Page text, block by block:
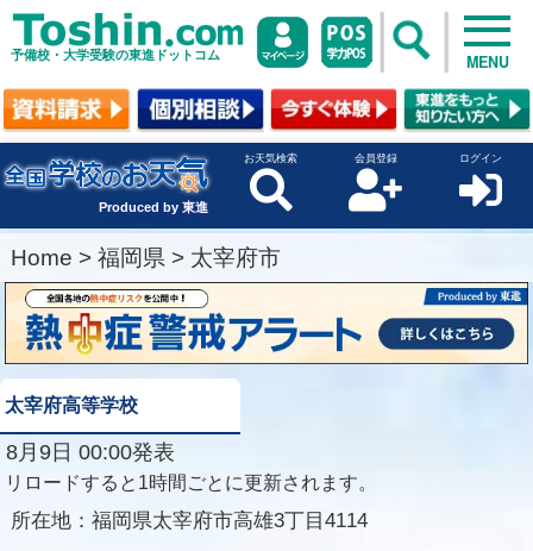
予備校・大学受験の東進ドットコム MENU
Produced by 東進
お天気検索 会員登録 ログイン
Home > 福岡県 > 太宰府市
太宰府高等学校
8月9日 00:00発表
リロードすると1時間ごとに更新されます。
所在地： 福岡県太宰府市高雄3丁目4114